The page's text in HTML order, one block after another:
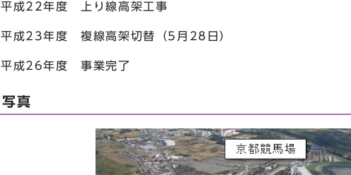
平成22年度 上り線高架工事
平成23年度 複線高架切替（5月28日）
平成26年度 事業完了
写真